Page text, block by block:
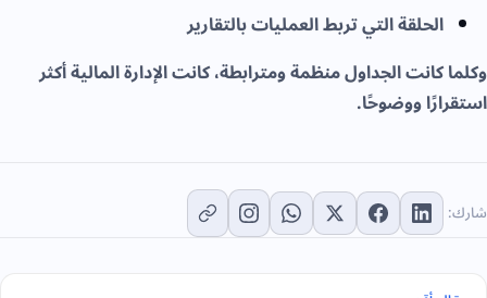
الحلقة التي تربط العمليات بالتقارير
وكلما كانت الجداول منظمة ومترابطة، كانت الإدارة المالية أكثر
استقرارًا ووضوحًا.
شارك: